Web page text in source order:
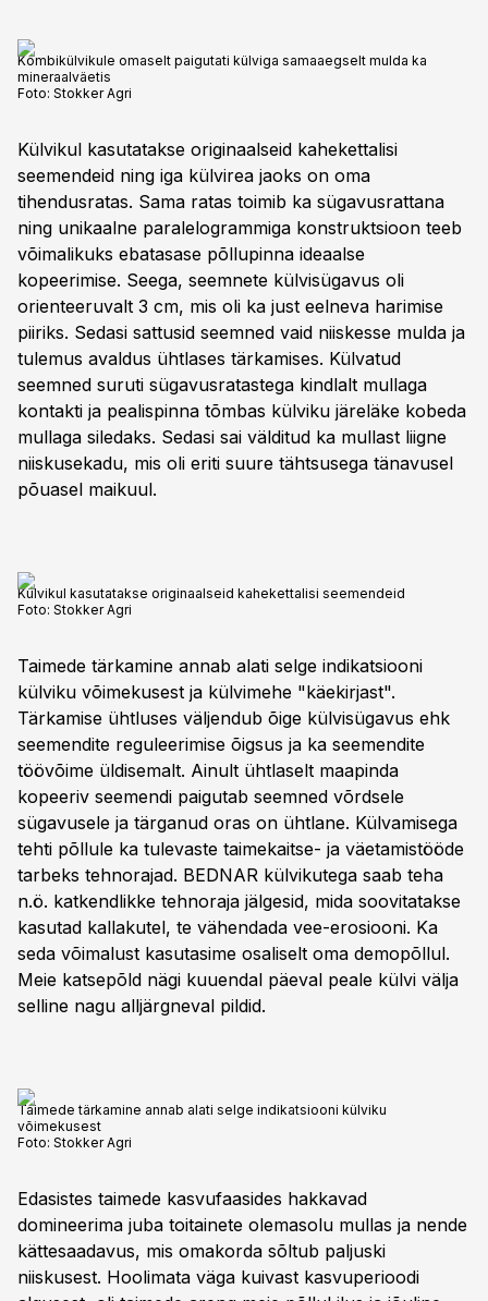
Kombikülvikule omaselt paigutati külviga samaaegselt mulda ka
mineraalväetis
Foto: Stokker Agri
Külvikul kasutatakse originaalseid kahekettalisi
seemendeid ning iga külvirea jaoks on oma
tihendusratas. Sama ratas toimib ka sügavusrattana
ning unikaalne paralelogrammiga konstruktsioon teeb
võimalikuks ebatasase põllupinna ideaalse
kopeerimise. Seega, seemnete külvisügavus oli
orienteeruvalt 3 cm, mis oli ka just eelneva harimise
piiriks. Sedasi sattusid seemned vaid niiskesse mulda ja
tulemus avaldus ühtlases tärkamises. Külvatud
seemned suruti sügavusratastega kindlalt mullaga
kontakti ja pealispinna tõmbas külviku järeläke kobeda
mullaga siledaks. Sedasi sai välditud ka mullast liigne
niiskusekadu, mis oli eriti suure tähtsusega tänavusel
põuasel maikuul.
Külvikul kasutatakse originaalseid kahekettalisi seemendeid
Foto: Stokker Agri
Taimede tärkamine annab alati selge indikatsiooni
külviku võimekusest ja külvimehe "käekirjast".
Tärkamise ühtluses väljendub õige külvisügavus ehk
seemendite reguleerimise õigsus ja ka seemendite
töövõime üldisemalt. Ainult ühtlaselt maapinda
kopeeriv seemendi paigutab seemned võrdsele
sügavusele ja tärganud oras on ühtlane. Külvamisega
tehti põllule ka tulevaste taimekaitse- ja väetamistööde
tarbeks tehnorajad. BEDNAR külvikutega saab teha
n.ö. katkendlikke tehnoraja jälgesid, mida soovitatakse
kasutad kallakutel, te vähendada vee-erosiooni. Ka
seda võimalust kasutasime osaliselt oma demopõllul.
Meie katsepõld nägi kuuendal päeval peale külvi välja
selline nagu alljärgneval pildid.
Taimede tärkamine annab alati selge indikatsiooni külviku
võimekusest
Foto: Stokker Agri
Edasistes taimede kasvufaasides hakkavad
domineerima juba toitainete olemasolu mullas ja nende
kättesaadavus, mis omakorda sõltub paljuski
niiskusest. Hoolimata väga kuivast kasvuperioodi